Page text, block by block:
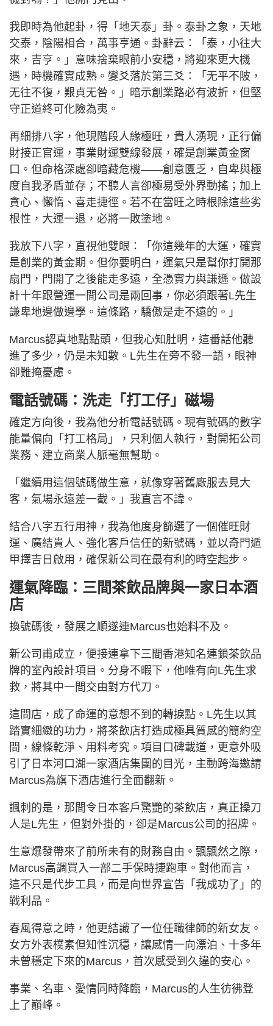
我即時為他起卦，得「地天泰」卦。泰卦之象，天地
交泰，陰陽相合，萬事亨通。卦辭云：「泰，小往大
來，吉亨。」意味捨棄眼前小安穩，將迎來更大機
遇，時機確實成熟。變爻落於第三爻：「无平不陂，
无往不復，艱貞无咎。」暗示創業路必有波折，但堅
守正道終可化險為夷。
再細排八字，他現階段人緣極旺，貴人湧現，正行偏
財接正官運，事業財運雙線發展，確是創業黃金窗
口。但命格深處卻暗藏危機——創意匱乏，自卑與極
度自我矛盾並存；不聽人言卻極易受外界動搖；加上
貪心、懶惰、喜走捷徑。若不在當旺之時根除這些劣
根性，大運一退，必將一敗塗地。
我放下八字，直視他雙眼：「你這幾年的大運，確實
是創業的黃金期。但你要明白，運氣只是幫你打開那
扇門，門開了之後能走多遠，全憑實力與謙遜。做設
計十年跟營運一間公司是兩回事，你必須跟著L先生
謙卑地邊做邊學。這條路，驕傲是走不遠的。」
Marcus認真地點點頭，但我心知肚明，這番話他聽
進了多少，仍是未知數。L先生在旁不發一語，眼神
卻難掩憂慮。
電話號碼：洗走「打工仔」磁場
確定方向後，我為他分析電話號碼。現有號碼的數字
能量偏向「打工格局」，只利個人執行，對開拓公司
業務、建立商業人脈毫無幫助。
「繼續用這個號碼做生意，就像穿著舊廠服去見大
客，氣場永遠差一截。」我直言不諱。
結合八字五行用神，我為他度身篩選了一個催旺財
運、廣結貴人、強化客戶信任的新號碼，並以奇門遁
甲擇吉日啟用，確保新公司在最有利的時空起步。
運氣降臨：三間茶飲品牌與一家日本酒
店
換號碼後，發展之順遂連Marcus也始料不及。
新公司甫成立，便接連拿下三間香港知名連鎖茶飲品
牌的室內設計項目。分身不暇下，他唯有向L先生求
救，將其中一間交由對方代刀。
這間店，成了命運的意想不到的轉捩點。L先生以其
踏實細緻的功力，將茶飲店打造成極具質感的簡約空
間，線條乾淨、用料考究。項目口碑載道，更意外吸
引了日本河口湖一家酒店集團的目光，主動跨海邀請
Marcus為旗下酒店進行全面翻新。
諷刺的是，那間令日本客戶驚艷的茶飲店，真正操刀
人是L先生，但對外掛的，卻是Marcus公司的招牌。
生意爆發帶來了前所未有的財務自由。飄飄然之際，
Marcus高調買入一部二手保時捷跑車。對他而言，
這不只是代步工具，而是向世界宣告「我成功了」的
戰利品。
春風得意之時，他更結識了一位任職律師的新女友。
女方外表樸素但知性沉穩，讓感情一向漂泊、十多年
未曾穩定下來的Marcus，首次感受到久違的安心。
事業、名車、愛情同時降臨，Marcus的人生彷彿登
上了巔峰。